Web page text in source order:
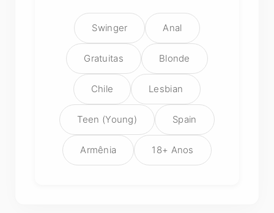
Swinger Anal
Gratuitas Blonde
Chile Lesbian
Teen (Young) Spain
Armênia 18+ Anos